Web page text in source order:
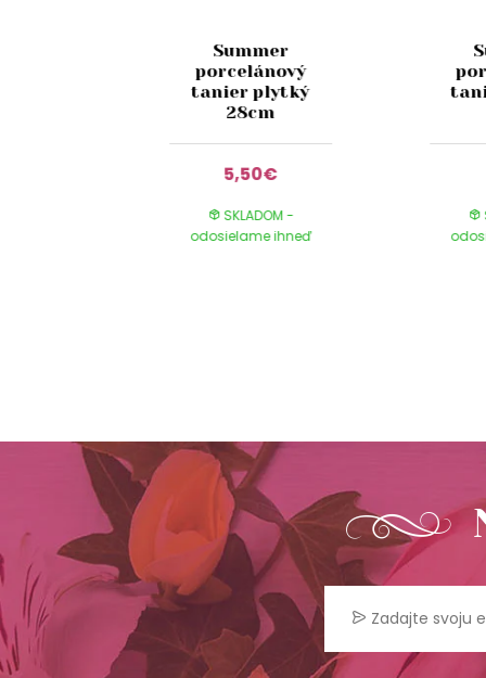
Summer
porcelánový
tanier plytký
28cm
5,50€
SKLADOM -
odosielame ihneď